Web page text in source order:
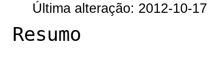
Última alteração: 2012-10-17
Resumo